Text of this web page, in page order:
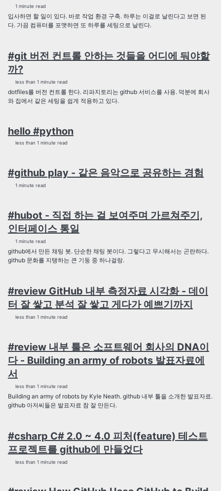
1 minute read
입사하면 할 일이 있다. 바로 작업 환경 구축. 하루는 이걸로 날린다고 보면 된
다. 가끔 컴퓨터를 포맷하면 또 하루를 세팅으로 날린다.
#git 버전 컨트롤 안하는 것들을 어디에 둬야할
까?
less than 1 minute read
dotfiles를 버전 컨트롤 한다. 리파지토리는 github 서비스를 사용. 덕분에 회사
와 집에서 같은 세팅을 쉽게 적용하고 있다.
hello #python
less than 1 minute read
#github play - 같은 음악으로 공유하는 경험
1 minute read
#hubot - 직접 하는 걸 보여주며 가르쳐주기,
인터페이스 통일
1 minute read
github에서 만든 채팅 봇. 단순한 채팅 봇이다. 그렇다고 무시해서는 곤란하다.
github 문화를 지탱하는 큰 기둥 중 하나걸랑.
#review GitHub 내부 측정자료 시각화 - 데이
터 잘 쌓고 분석 잘 쌓고 게다가 예쁘기까지
less than 1 minute read
#review 내부 툴은 소프트웨어 회사의 DNA이
다 - Building an army of robots 발표자료에
서
less than 1 minute read
Building an army of robots by Kyle Neath. github 내부 툴을 소개한 발표자료.
github 아저씨들은 발표자료 참 잘 만든다.
#csharp C# 2.0 ~ 4.0 피처(feature) 테스트
프로젝트를 github에 만들었다
less than 1 minute read